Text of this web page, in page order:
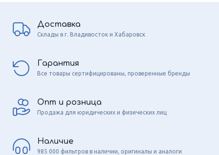
Доставка
Склады в г. Владивосток и Хабаровск
Гарантия
Все товары сертифицированы, проверенные бренды
Опт и розница
Продажа для юридических и физических лиц
Наличие
985 000 фильтров в наличии, оригиналы и аналоги